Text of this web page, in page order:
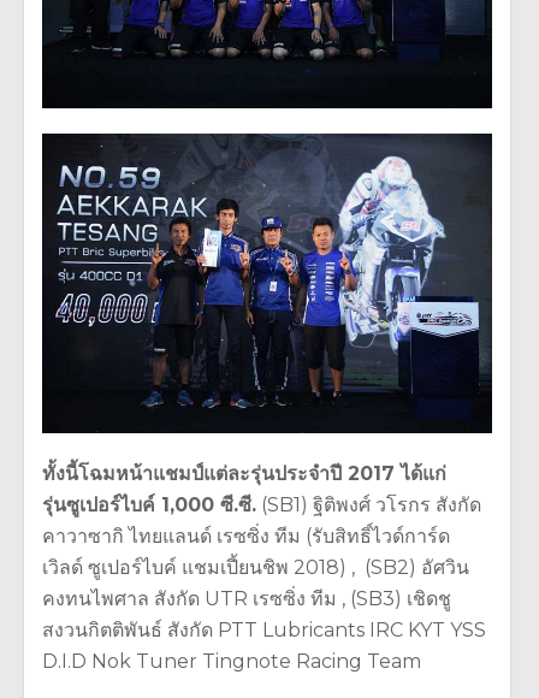
ทั้งนี้โฉมหน้าแชมป์แต่ละรุ่นประจำปี 2017 ได้แก่
รุ่นซูเปอร์ไบค์ 1,000 ซี.ซี. (SB1) ฐิติพงศ์ วโรกร สังกัด
คาวาซากิ ไทยแลนด์ เรซซิ่ง ทีม (รับสิทธิ์ไวด์การ์ด
เวิลด์ ซูเปอร์ไบค์ แชมเปี้ยนชิพ 2018) , (SB2) อัศวิน
คงทนไพศาล สังกัด UTR เรซซิ่ง ทีม , (SB3) เชิดชู
สงวนกิตติพันธ์ สังกัด PTT Lubricants IRC KYT YSS
D.I.D Nok Tuner Tingnote Racing Team